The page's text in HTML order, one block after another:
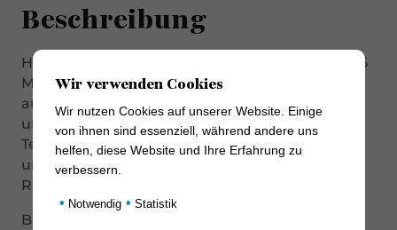
Beschreibung
Hartkäse aus Rohmilch, der nach mindestens 15
Monaten Reifung durch seinen kräftigen wie
auch fruchtigen Geschmack betört. Sein zarte
und dennoch ziemlich fester, kaum brüchiger
Teig ist je nach Saison elfenbeinfarben bis gelb
und wird von einer bräunlichen, leicht feuchten
Rinde umgeben.
Bitte beachten Sie, dass es bei diesem Produkt
Wir verwenden Cookies
Wir nutzen Cookies auf unserer Website. Einige
von ihnen sind essenziell, während andere uns
helfen, diese Website und Ihre Erfahrung zu
verbessern.
• Notwendig • Statistik